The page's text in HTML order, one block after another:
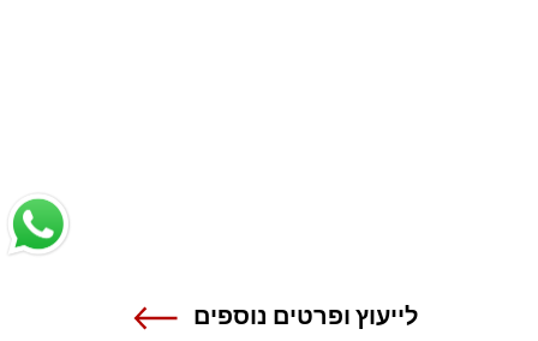
לייעוץ ופרטים נוספים